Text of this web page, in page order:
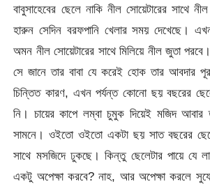
বাবুসাহেবের ছেলে নাকি নীল সোয়েটারের সাথে
হারুন সেদিন বরফপানি খেলার সময় দেখেছে।
অমন নীল সোয়েটারের সাথে মিলিয়ে নীল জুতা
সে জানে তার বাবা যে করেই হোক তার আবদার
চিন্তিত কারণ, এখন পর্যন্ত কোনো ছয় বছরের
নি। চায়ের কাপে লম্বা চুমুক দিয়েই মজিদ আবার
সামনে। ওইতো ওইতো একটা ছয় সাত বছরের
সাথে মসজিদে ঢুকছে। কিন্তু ছেলেটার পায়ে
একটু অপেক্ষা করবে? নাহ, আর অপেক্ষা করলে